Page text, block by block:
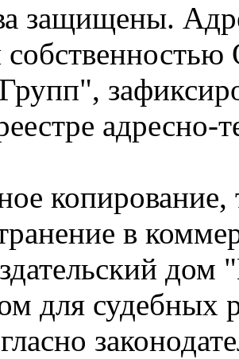
защищены.
адресно-
в
дом
для судебных